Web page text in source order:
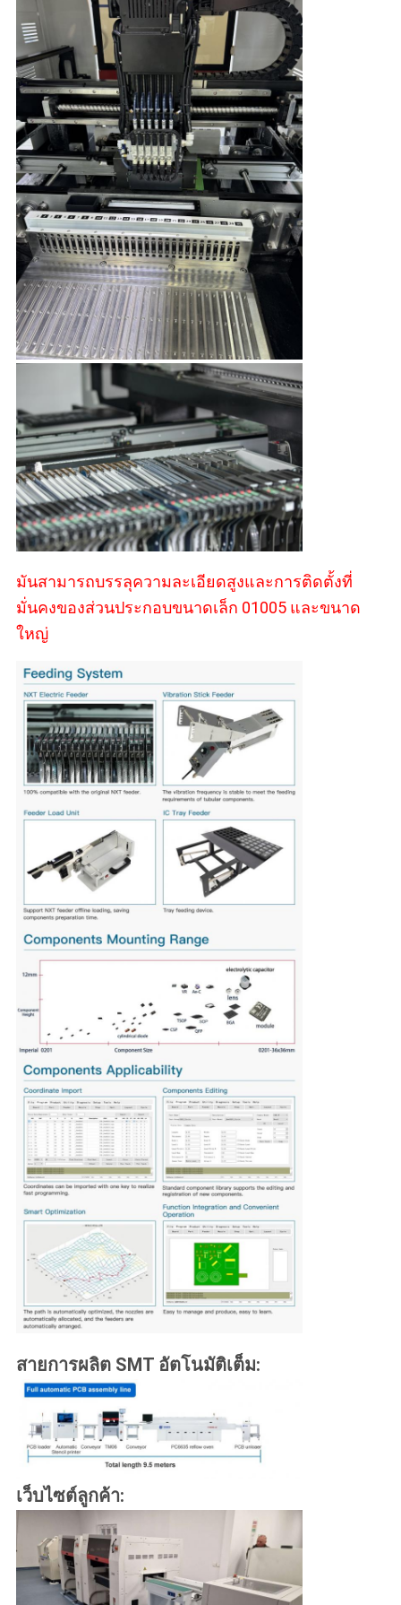
มันสามารถบรรลุความละเอียดสูงและการติดตั้งที่
มั่นคงของส่วนประกอบขนาดเล็ก 01005 และขนาด
ใหญ่
สายการผลิต SMT อัตโนมัติเต็ม:
เว็บไซต์ลูกค้า: